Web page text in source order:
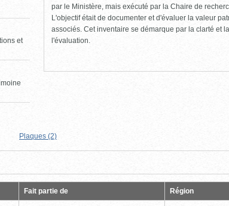
et
par le Ministère, mais exécuté par la Chaire de
L'objectif était de documenter et d'évaluer la valeur
associés. Cet inventaire se démarque par la clarté et
l'évaluation.
Plaques (2)
Fait partie de Région